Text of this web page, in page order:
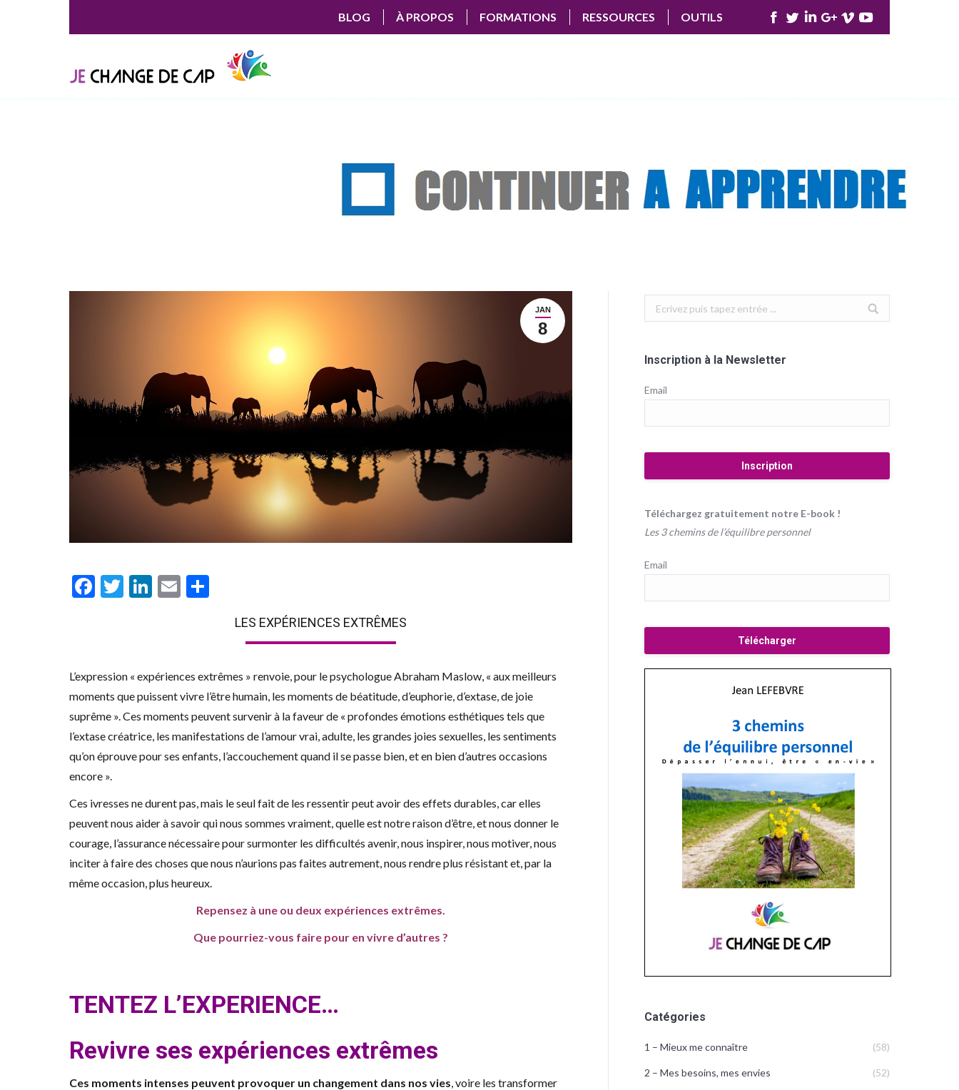
BLOG À PROPOS FORMATIONS RESSOURCES OUTILS
Facebook
TwitterLinkedIn
Google+
VimeoYouTube
JAN
8
Facebook
Twitter
LinkedIn
Email
LES EXPÉRIENCES EXTRÊMES
L’expression « expériences extrêmes » renvoie, pour le psychologue Abraham Maslow, « aux meilleurs
moments que puissent vivre l’être humain, les moments de béatitude, d’euphorie, d’extase, de joie
suprême ». Ces moments peuvent survenir à la faveur de « profondes émotions esthétiques tels que
l’extase créatrice, les manifestations de l’amour vrai, adulte, les grandes joies sexuelles, les sentiments
qu’on éprouve pour ses enfants, l’accouchement quand il se passe bien, et en bien d’autres occasions
encore ».
Ces ivresses ne durent pas, mais le seul fait de les ressentir peut avoir des effets durables, car elles
peuvent nous aider à savoir qui nous sommes vraiment, quelle est notre raison d’être, et nous donner le
courage, l’assurance nécessaire pour surmonter les difficultés avenir, nous inspirer, nous motiver, nous
inciter à faire des choses que nous n’aurions pas faites autrement, nous rendre plus résistant et, par la
même occasion, plus heureux.
Repensez à une ou deux expériences extrêmes.
Que pourriez-vous faire pour en vivre d’autres ?
TENTEZ L’EXPERIENCE…
Revivre ses expériences extrêmes
Ces moments intenses peuvent provoquer un changement dans nos vies , voire les transformer
Search:
Inscription à la Newsletter
Email
Téléchargez gratuitement notre E-book !
Les 3 chemins de l’équilibre personnel
Email
Catégories
1 – Mieux me connaître (58)
2 – Mes besoins, mes envies (52)